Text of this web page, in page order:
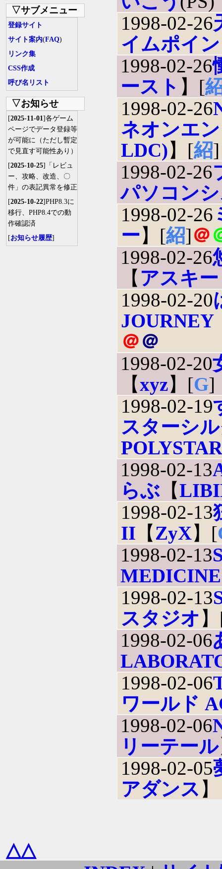
▽サブメニュー
登録サイト
サイト案内(FAQ)
リンク集
CSS作成
呼び名リスト
▽お知らせ
[2025-11-01]各ゲーム
ページでデータ登録等
が可能に（ただし暫定
で見直す可能性あり）
[2025-10-25]「レビュ
ー、攻略、改造、〇
件」の表記異常を修正
[2025-10-22]PHP8.3に
移行、PHP8.4での動
作確認済
[お知らせ履歴]
1998-02-26
イムポイ
1998-02-26
ースト 】[
1998-02-26
ネオンエ
LDC)】[紹]
1998-02-26
パソコン
1998-02-26
ー】[紹]＠
1998-02-26
【 アスキ
1998-02-20
JOURNEY
＠＠
1998-02-20
【xyz】[G]
1998-02-19
スターシ
1998-02-13
らぶ 【
1998-02-13
II 【ZyX】[
1998-02-13
MEDICINE
1998-02-13
スタジオ
1998-02-06
1998-02-06
ワールド
1998-02-06
リーテール
1998-02-05
アダンス 】
△△